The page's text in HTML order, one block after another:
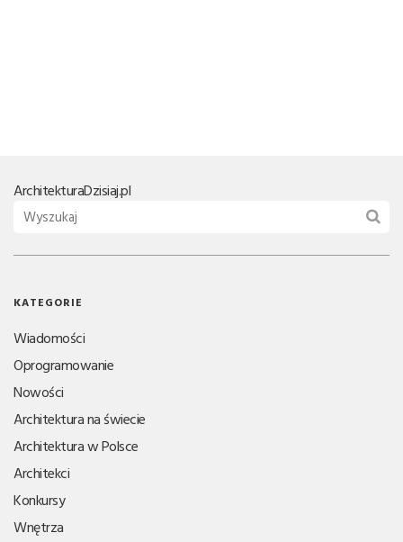
ArchitekturaDzisiaj.pl
KATEGORIE
Wiadomości
Oprogramowanie
Nowości
Architektura na świecie
Architektura w Polsce
Architekci
Konkursy
Wnętrza